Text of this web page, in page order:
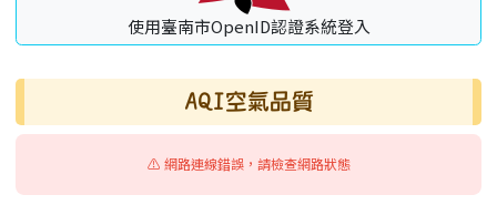
使用臺南市OpenID認證系統登入
AQI空氣品質
⚠️ 網路連線錯誤，請檢查網路狀態